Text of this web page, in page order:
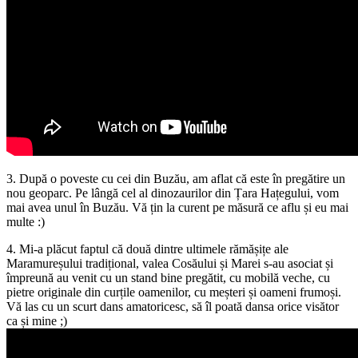
3. După o poveste cu cei din Buzău, am aflat că este în pregătire un
nou geoparc. Pe lângă cel al dinozaurilor din Țara Hațegului, vom
mai avea unul în Buzău. Vă țin la curent pe măsură ce aflu și eu mai
multe :)
4. Mi-a plăcut faptul că două dintre ultimele rămășițe ale
Maramureșului tradițional, valea Cosăului și Marei s-au asociat și
împreună au venit cu un stand bine pregătit, cu mobilă veche, cu
pietre originale din curțile oamenilor, cu meșteri și oameni frumoși.
Vă las cu un scurt dans amatoricesc, să îl poată dansa orice visător
ca și mine ;)